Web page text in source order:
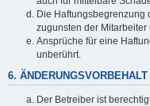
Die Haftungsbegrenzung
zugunsten der
Ansprüche für eine
unberührt.
6. ÄNDERUNGSVORBEHALT
Der Betreiber ist